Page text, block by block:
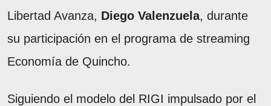
Libertad Avanza, Diego Valenzuela, durante
su participación en el programa de streaming
Economía de Quincho.
Siguiendo el modelo del RIGI impulsado por el